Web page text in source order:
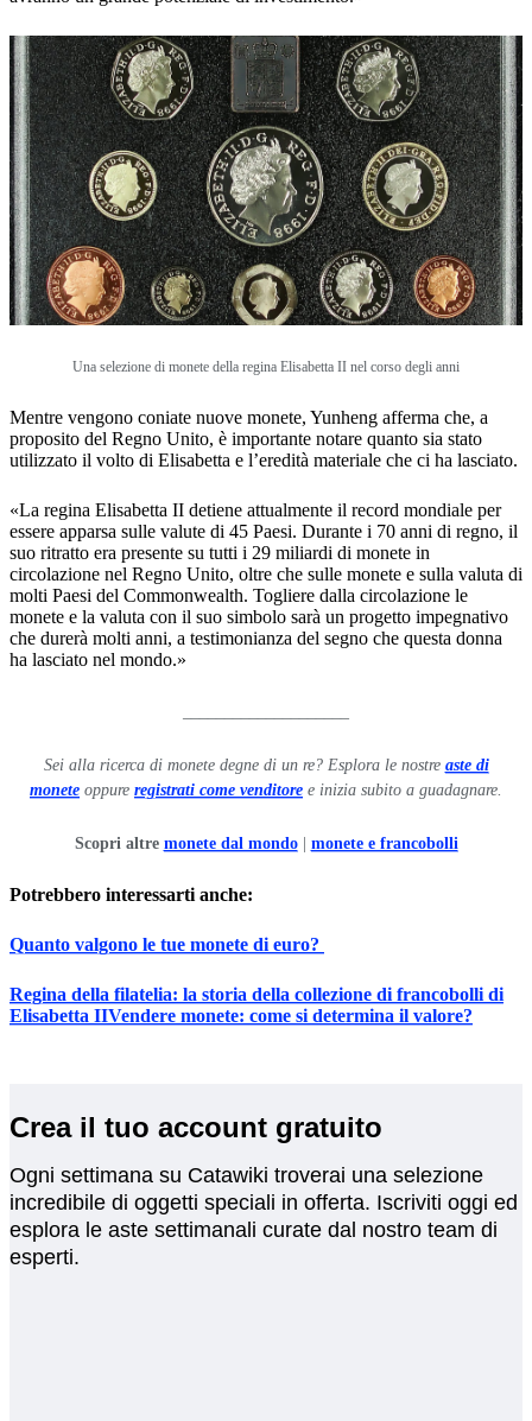
Una selezione di monete della regina Elisabetta II nel corso degli anni
Mentre vengono coniate nuove monete, Yunheng afferma che, a
proposito del Regno Unito, è importante notare quanto sia stato
utilizzato il volto di Elisabetta e l’eredità materiale che ci ha lasciato.
«La regina Elisabetta II detiene attualmente il record mondiale per
essere apparsa sulle valute di 45 Paesi. Durante i 70 anni di regno, il
suo ritratto era presente su tutti i 29 miliardi di monete in
circolazione nel Regno Unito, oltre che sulle monete e sulla valuta di
molti Paesi del Commonwealth. Togliere dalla circolazione le
monete e la valuta con il suo simbolo sarà un progetto impegnativo
che durerà molti anni, a testimonianza del segno che questa donna
ha lasciato nel mondo.»
Sei alla ricerca di monete degne di un re? Esplora le nostre aste di
monete oppure registrati come venditore e inizia subito a guadagnare.
Scopri altre monete dal mondo| monete e francobolli
Potrebbero interessarti anche:
Quanto valgono le tue monete di euro?
Regina della filatelia: la storia della collezione di francobolli di
Elisabetta IIVendere monete: come si determina il valore?
Crea il tuo account gratuito
Ogni settimana su Catawiki troverai una selezione
incredibile di oggetti speciali in offerta. Iscriviti oggi ed
esplora le aste settimanali curate dal nostro team di
esperti.